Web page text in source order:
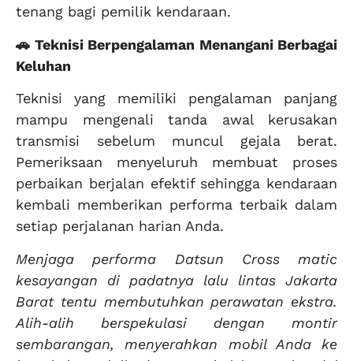
tenang bagi pemilik kendaraan.
🚗 Teknisi Berpengalaman Menangani Berbagai
Keluhan
Teknisi yang memiliki pengalaman panjang
mampu mengenali tanda awal kerusakan
transmisi sebelum muncul gejala berat.
Pemeriksaan menyeluruh membuat proses
perbaikan berjalan efektif sehingga kendaraan
kembali memberikan performa terbaik dalam
setiap perjalanan harian Anda.
Menjaga performa Datsun Cross matic
kesayangan di padatnya lalu lintas Jakarta
Barat tentu membutuhkan perawatan ekstra.
Alih-alih berspekulasi dengan montir
sembarangan, menyerahkan mobil Anda ke